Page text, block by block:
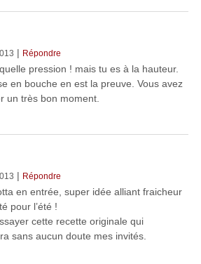
| Répondre
pression ! mais tu es à la hauteur.
en bouche en est la preuve. Vous avez
un très bon moment.
| Répondre
en entrée, super idée alliant fraicheur
pour l’été !
cette recette originale qui
sans aucun doute mes invités.